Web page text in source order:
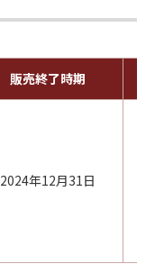
販売終了時期
2024年12月31日